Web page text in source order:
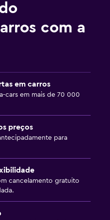
com a
em carros
cars em mais de 70 000
preços
para
cancelamento gratuito